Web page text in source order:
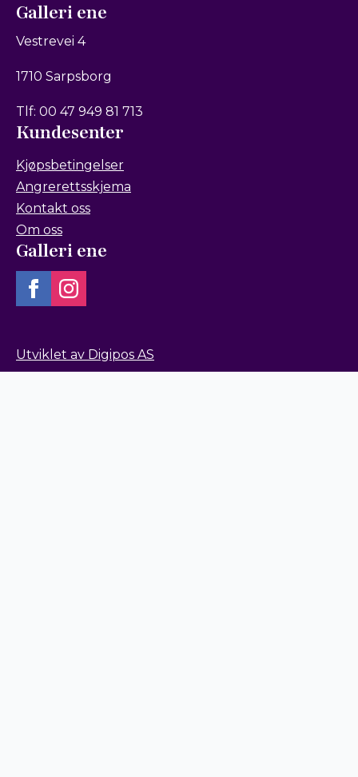
Galleri ene
Vestrevei 4
1710 Sarpsborg
Tlf: 00 47 949 81 713
Kundesenter
Kjøpsbetingelser
Angrerettsskjema
Kontakt oss
Om oss
Galleri ene
Utviklet av Digipos AS